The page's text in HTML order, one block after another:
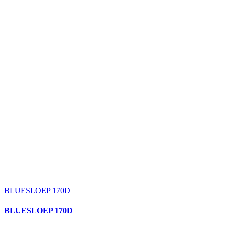
BLUESLOEP 170D
BLUESLOEP 170D